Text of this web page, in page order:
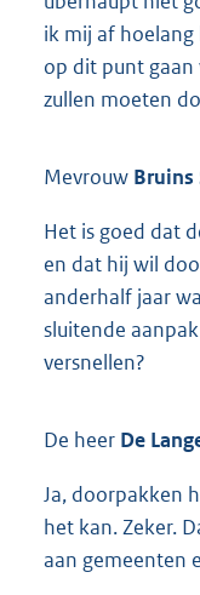
ik mij af
op dit punt gaan
zullen moeten
Mevrouw Bruins
Het is goed dat
en dat hij wil
anderhalf jaar
sluitende
versnellen?
De heer De
Ja, doorpakken
het kan. Zeker.
aan gemeenten